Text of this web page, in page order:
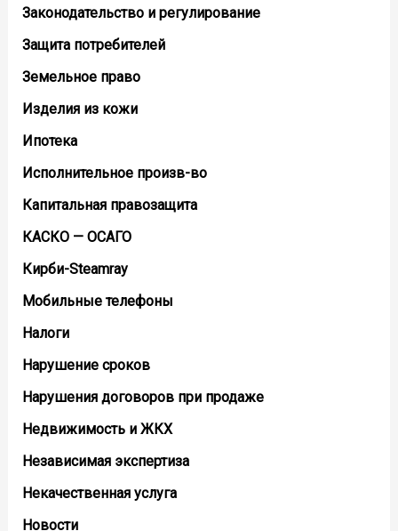
Законодательство и регулирование
Защита потребителей
Земельное право
Изделия из кожи
Ипотека
Исполнительное произв-во
Капитальная правозащита
КАСКО — ОСАГО
Кирби-Steamray
Мобильные телефоны
Налоги
Нарушение сроков
Нарушения договоров при продаже
Недвижимость и ЖКХ
Независимая экспертиза
Некачественная услуга
Новости